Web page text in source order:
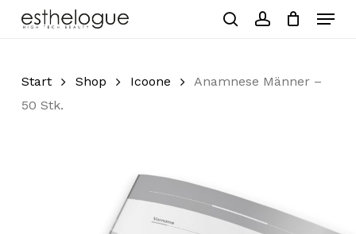
Menu
Start Shop Icoone
Anamnese Männer –
50 Stk.